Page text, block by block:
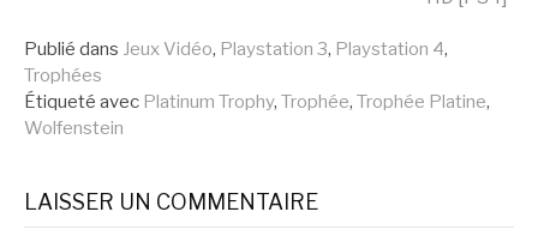
la
suite
Publié dans Jeux Vidéo, Playstation 3, Playstation 4,
Trophées
Étiqueté avec Platinum Trophy, Trophée, Trophée Platine,
Wolfenstein
LAISSER UN COMMENTAIRE